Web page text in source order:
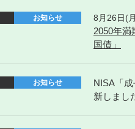
お知らせ 8月26日(
2050年
国債」
お知らせ
NISA「
新しまし